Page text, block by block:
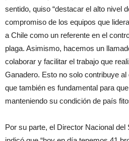
sentido, quiso “destacar el alto nivel
compromiso de los equipos que
a Chile como un referente en el
plaga. Asimismo, hacemos un
colaborar y facilitar el trabajo que
Ganadero. Esto no solo contribuye
que también es fundamental para
manteniendo su condición de país
Por su parte, el Director Nacional del